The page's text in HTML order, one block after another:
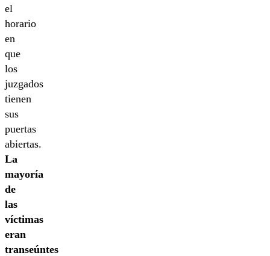
el
horario
en
que
los
juzgados
tienen
sus
puertas
abiertas.
La
mayoría
de
las
víctimas
eran
transeúntes